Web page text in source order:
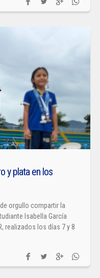
y plata en los
orgullo compartir la
Isabella García
realizados los días 7 y 8